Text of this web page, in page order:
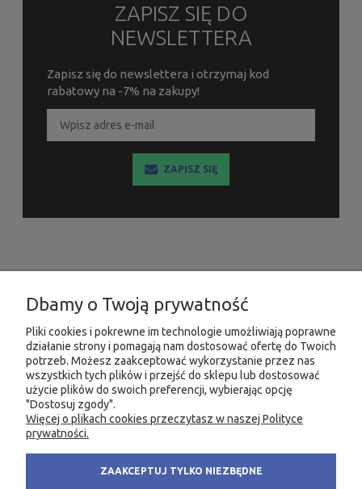
ZAPISZ SIĘ DO
NEWSLETTERA
Zapisz się do newslettera i otrzymaj kod
rabatowy na -7% na zakupy!
ZAPISZ SIĘ
INFORMACJE
MOJE KONTO
PRODUKTY
KONTAKT KSIĘGARNIA FACHOWA.PL
80-299 Gdańsk
Dbamy o Twoją prywatność
Pliki cookies i pokrewne im technologie umożliwiają poprawne
działanie strony i pomagają nam dostosować ofertę do Twoich
potrzeb. Możesz zaakceptować wykorzystanie przez nas
wszystkich tych plików i przejść do sklepu lub dostosować
użycie plików do swoich preferencji, wybierając opcję
"Dostosuj zgody".
Więcej o plikach cookies przeczytasz w naszej Polityce
prywatności.
ZAAKCEPTUJ TYLKO NIEZBĘDNE